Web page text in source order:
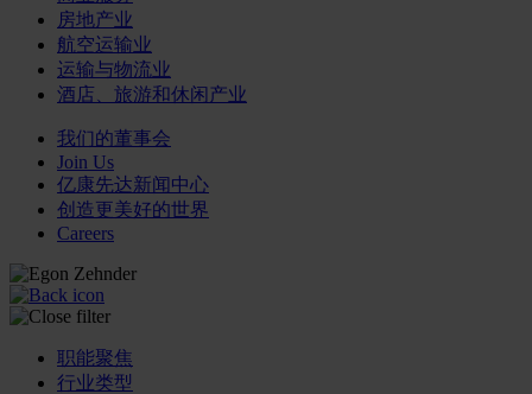
房地产业
航空运输业
运输与物流业
酒店、旅游和休闲产业
我们的董事会
Join Us
亿康先达新闻中心
创造更美好的世界
Careers
职能聚焦
行业类型